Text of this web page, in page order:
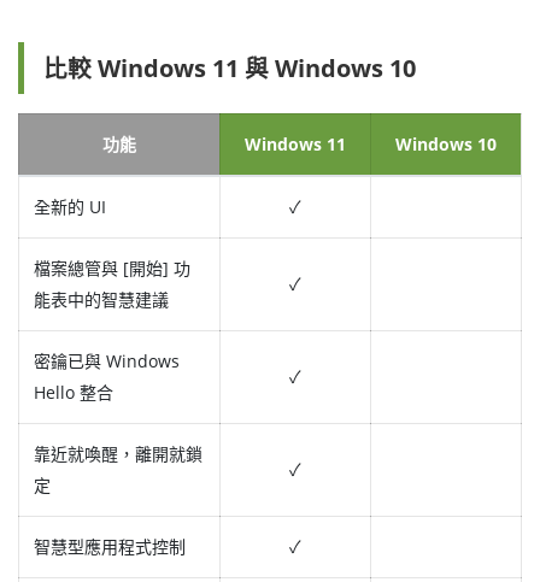
比較 Windows 11 與 Windows 10
功能 Windows 11 Windows 10
全新的 UI ✓
檔案總管與 [開始] 功
能表中的智慧建議
✓
密鑰已與 Windows
Hello 整合
✓
靠近就喚醒，離開就鎖
定
✓
智慧型應用程式控制 ✓